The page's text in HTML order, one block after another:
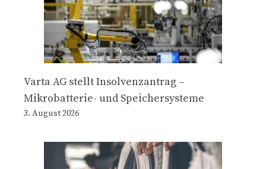
Varta AG stellt Insolvenzantrag –
Mikrobatterie- und Speichersysteme
3. August 2026